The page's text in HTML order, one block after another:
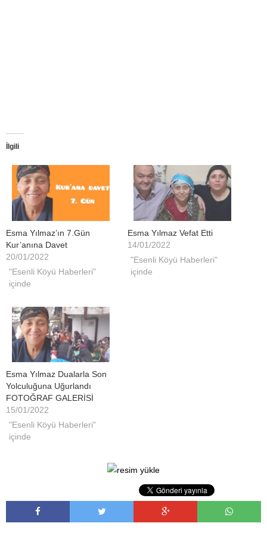
İlgili
Esma Yılmaz’ın 7.Gün
Kur’anına Davet
20/01/2022
"Esenli Köyü Haberleri"
içinde
Esma Yılmaz Vefat Etti
14/01/2022
"Esenli Köyü Haberleri"
içinde
Esma Yılmaz Dualarla Son
Yolculuğuna Uğurlandı
FOTOĞRAF GALERİSİ
15/01/2022
"Esenli Köyü Haberleri"
içinde